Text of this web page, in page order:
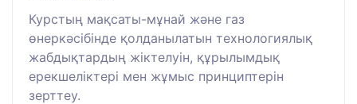
Курстың мақсаты-мұнай және газ
өнеркәсібінде қолданылатын технологиялық
жабдықтардың жіктелуін, құрылымдық
ерекшеліктері мен жұмыс принциптерін
зерттеу.